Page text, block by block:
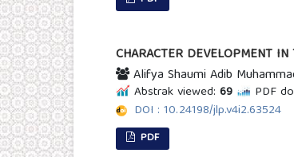
CHARACTER DEVELOPMENT
Alifya Shaumi Adib
Abstrak viewed: 69 PDF
DOI : 10.24198/jlp.v4i2.63524
PDF